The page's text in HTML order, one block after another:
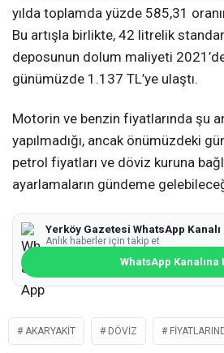
yılda toplamda yüzde 585,31
Bu artışla birlikte, 42 litrelik
deposunun dolum maliyeti
günümüzde 1.137 TL’ye ulaştı.
Motorin ve benzin fiyatlarında şu
yapılmadığı, ancak önümüzdeki
petrol fiyatları ve döviz kuruna
ayarlamaların gündeme
Yerköy Gazetesi WhatsApp Kanalı
Anlık haberler için takip et
WhatsApp Kanalına
AKARYAKIT DÖVIZ